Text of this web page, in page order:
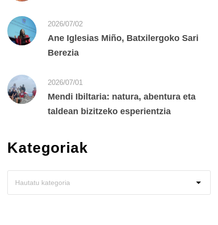
2026/07/02
Ane Iglesias Miño, Batxilergoko Sari
Berezia
2026/07/01
Mendi Ibiltaria: natura, abentura eta
taldean bizitzeko esperientzia
Kategoriak